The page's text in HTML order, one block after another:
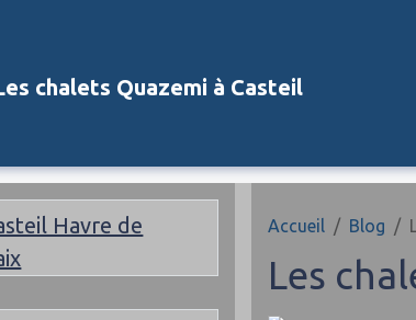
chalets Quazemi à Casteil
Accueil Blog
Les
Havre de